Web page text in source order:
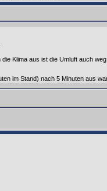
Klima aus ist die Umluft auch weg.
im Stand) nach 5 Minuten aus